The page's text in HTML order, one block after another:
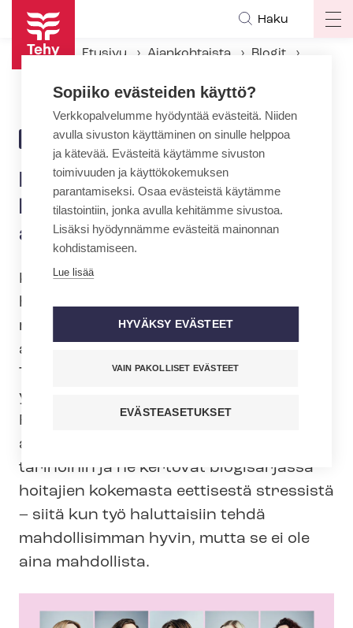
Hyppää
pääsisältöön
Haku
Etusivu Ajankohtaista
Blogit
BLOGI 16.6.2021 | 6:00
Haittaako aikuisten tekemä
lainsäädäntö päiväkotilapsen
arkea?
Kasvokkain-​näyttelyssä kuvatut
hoitotyön ja var­hais­kas­va­tuk­sen tekijät
nostavat esiin kertomiensa tarinoiden
avulla hoitotyön arkea. Näyttely on
Tehyn ja Meeri Koutaniemen
yhteisnäyttely ja se on avoinna yleisölle
Rajala Galleryssa 8.7. asti. Tehyn
asiantuntijat tutustuivat näyttelyn
tarinoihin ja he kertovat blogisarjassa
hoitajien kokemasta eettisestä stressistä
– siitä kun työ haluttaisiin tehdä
mahdollisimman hyvin, mutta se ei ole
aina mahdollista.
Sopiiko evästeiden käyttö?
Verkkopalvelumme hyödyntää evästeitä. Niiden
avulla sivuston käyttäminen on sinulle helppoa
ja kätevää. Evästeitä käytämme sivuston
toimivuuden ja käyttökokemuksen
parantamiseksi. Osaa evästeistä käytämme
tilastointiin, jonka avulla kehitämme sivustoa.
Lisäksi hyödynnämme evästeitä mainonnan
kohdistamiseen.
Lue lisää
HYVÄKSY EVÄSTEET
VAIN PAKOLLISET EVÄSTEET
EVÄSTEASETUKSET